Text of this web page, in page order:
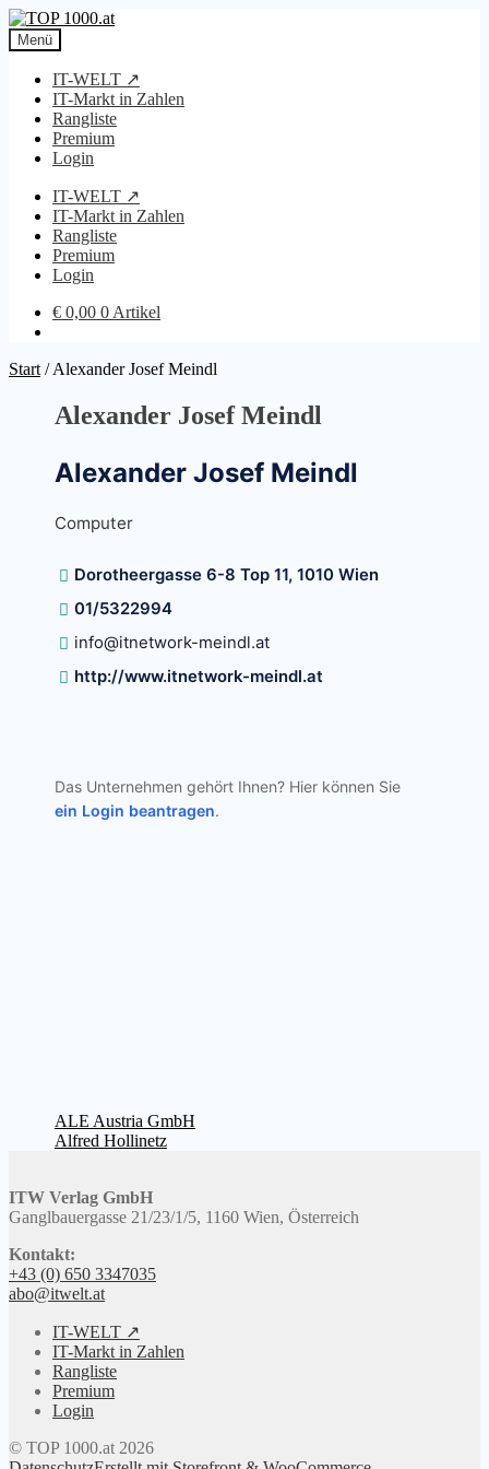
Zur
Navigation
springen
Zum
Inhalt
springen
Menü
IT-WELT ↗
IT-Markt in Zahlen
Rangliste
Premium
Login
IT-WELT ↗
IT-Markt in Zahlen
Rangliste
Premium
Login
€ 0,00 0 Artikel
Start /Alexander Josef Meindl
Alexander Josef Meindl
Alexander Josef Meindl
Computer
Dorotheergasse 6-8 Top 11, 1010 Wien
01/5322994
info@itnetwork-meindl.at
http://www.itnetwork-meindl.at
Das Unternehmen gehört Ihnen? Hier können Sie
ein Login beantragen.
Beitragsnavigation
Vorheriger
Beitrag:
ALE Austria GmbH
Nächster
Alfred Hollinetz
ITW Verlag GmbH
Ganglbauergasse 21/23/1/5, 1160 Wien, Österreich
Kontakt:
+43 (0) 650 3347035
abo@itwelt.at
IT-WELT ↗
IT-Markt in Zahlen
Rangliste
Premium
Login
© TOP 1000.at 2026